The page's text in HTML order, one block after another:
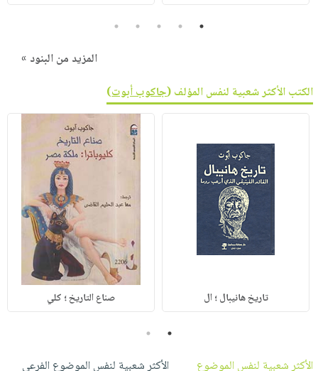
1
2
3
4
5
المزيد من البنود »
الكتب الأكثر شعبية لنفس المؤلف (جاكوب أبوت)
تاريخ هانيبال ؛ ال صناع التاريخ ؛ كلي
1
2
الأكثر شعبية لنفس الموضوع
الأكثر شعبية لنفس الموضوع الفرعي